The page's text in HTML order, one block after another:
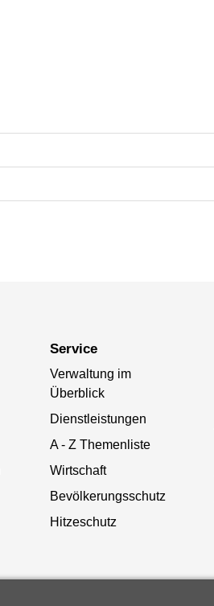
Service
Verwaltung im
Überblick
Dienstleistungen
A - Z Themenliste
Wirtschaft
Bevölkerungsschutz
Hitzeschutz